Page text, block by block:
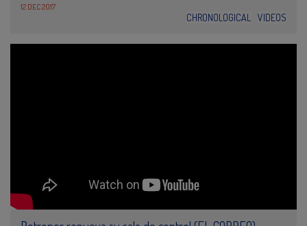
12 DEC 2017
CHRONOLOGICAL VIDEOS